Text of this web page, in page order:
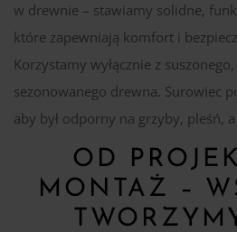
w drewnie – stawiamy solidne,
które zapewniają komfort i
Korzystamy wyłącznie z
sezonowanego drewna. Surowiec
aby był odporny na grzyby, pleśń,
OD
MONTAŻ –